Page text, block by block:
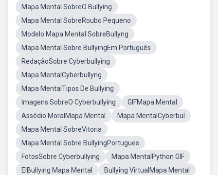
Mapa Mental SobreO Bullying
Mapa Mental SobreRoubo Pequeno
Modelo Mapa Mental SobreBullyng
Mapa Mental Sobre BullyingEm Português
RedaçãoSobre Cyberbullying
Mapa MentalCyberbullyng
Mapa MentalTipos De Bullying
Imagens SobreO Cyberbullying
GIFMapa Mental
Assédio MoralMapa Mental
Mapa MentalCyberbul
Mapa Mental SobreVitoria
Mapa Mental Sobre BullyingPortugues
FotosSobre Cyberbullying
Mapa MentalPython GIF
ElBullying Mapa Mental
Bullying VirtualMapa Mental